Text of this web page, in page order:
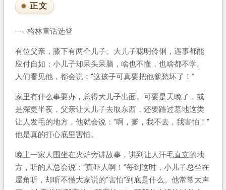
正文
——格林童话选登
有位父亲，膝下有两个儿子。大儿子聪明伶俐，遇事都能
应付自如；小儿子却呆头呆脑，啥也不懂，也啥都不学。
人们看见他，都会说：“这孩子可真要把他爹愁坏了！”
家里有什么事要办，总得大儿子出面。可要是天晚了，或
是深更半夜，父亲让大儿子去取东西，还要路过墓地这类
让人发毛的地方，他就会说：“啊，爹，我不去，我害怕！”
他是真的打心底里害怕。
晚上一家人围坐在火炉旁讲故事，讲到让人汗毛直立的地
方，听的人总会说：“真吓人啊！”每到这时，小儿子总坐在
屋角听，却听不懂大家说的“害怕”到底是什么。他常常大声